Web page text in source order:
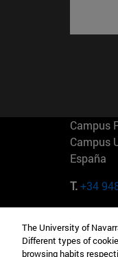
Campus
Campus
España
T.+34
Camino
Madrid
The University of
Different types of
browsing habits